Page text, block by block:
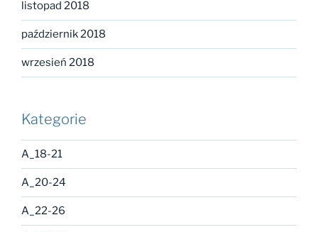
listopad 2018
październik 2018
wrzesień 2018
Kategorie
A_18-21
A_20-24
A_22-26